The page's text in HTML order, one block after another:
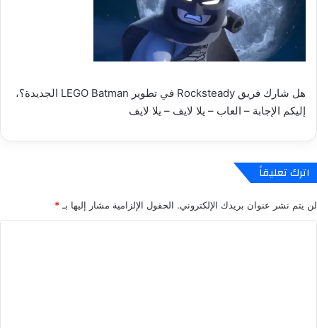
هل شارك فريق Rocksteady في تطوير LEGO Batman الجديدة؟،
إليكم الإجابة – العاب – يلا لايف – يلا لايف
اترك تعليقاً
لن يتم نشر عنوان بريدك الإلكتروني. الحقول الإلزامية مشار إليها بـ *